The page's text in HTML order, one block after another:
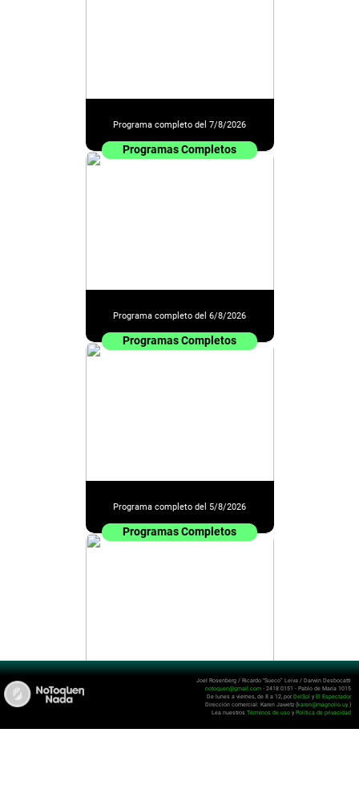
Programa completo del 7/8/2026
Programas Completos
Programa completo del 6/8/2026
Programas Completos
Programa completo del 5/8/2026
Programas Completos
Programa completo del 4/8/2026
Joel Rosenberg / Ricardo “Sueco” Leiva / Darwin Desbocatti
notoquen@gmail.com - 2418 0151 - Pablo de María 1015
De lunes a viernes, de 8 a 12, porDelSol y El Espectador
Dirección comercial: Karen Jawetz (karen@magnolio.uy )
Lea nuestros Términos de uso y Política de privacidad